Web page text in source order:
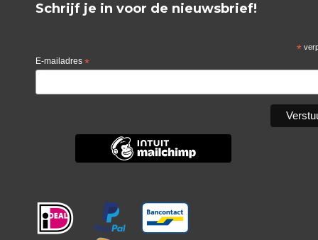
Schrijf je in voor de nieuwsbrief!
*
E-mailadres *